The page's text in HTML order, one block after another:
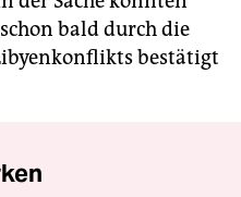
bald durch die
bestätigt